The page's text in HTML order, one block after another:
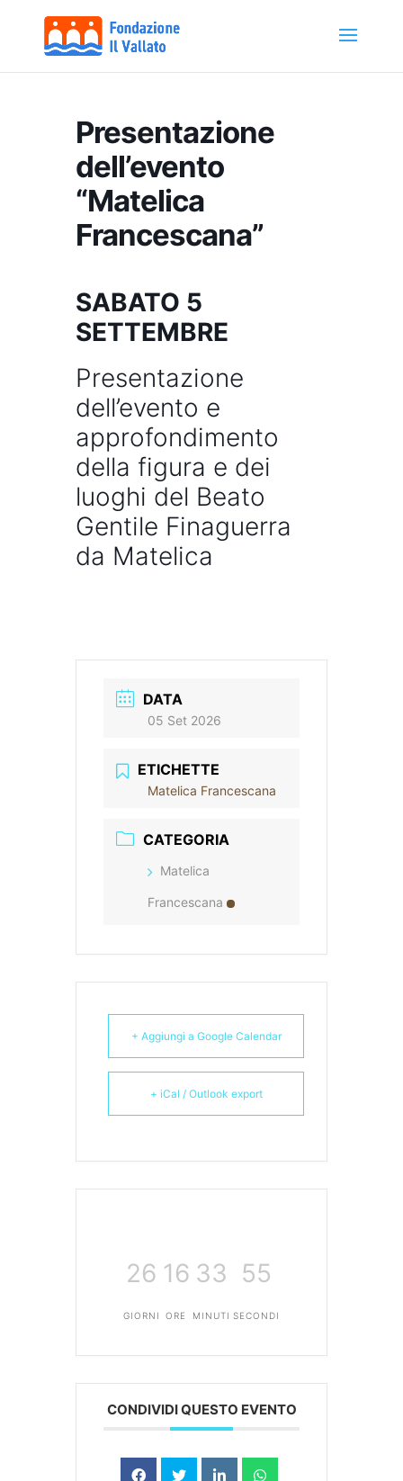
Presentazione
dell’evento
“Matelica
Francescana”
SABATO 5
SETTEMBRE
Presentazione
dell’evento e
approfondimento
della figura e dei
luoghi del Beato
Gentile Finaguerra
da Matelica
DATA
05 Set 2026
ETICHETTE
Matelica Francescana
CATEGORIA
Matelica
Francescana
+ Aggiungi a Google Calendar
+ iCal / Outlook export
26
GIORNI
16
ORE
33
MINUTI
54
SECONDI
CONDIVIDI QUESTO EVENTO